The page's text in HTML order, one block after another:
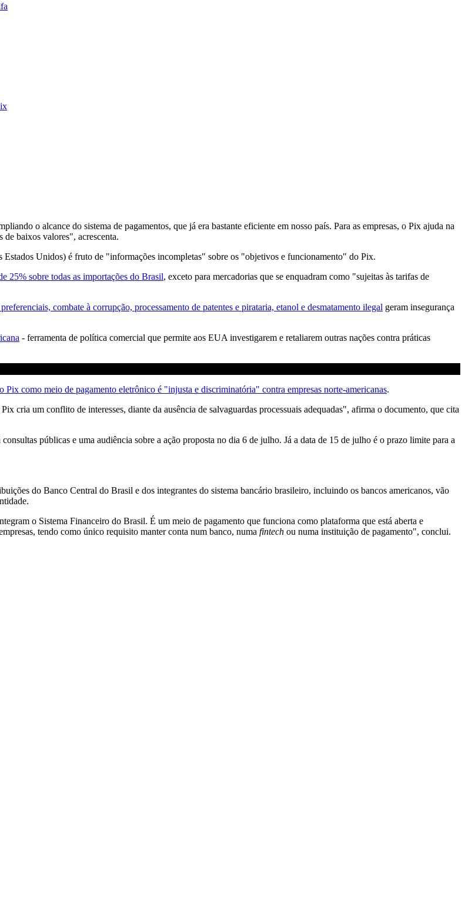
o alcance do sistema de pagamentos, que já era bastante eficiente em nosso país. Para as empresas, o Pix ajuda na
de baixos valores", acrescenta.
Unidos) é fruto de "informações incompletas" sobre os "objetivos e funcionamento" do Pix.
25% sobre todas as importações do Brasil, exceto para mercadorias que se enquadram como "sujeitas às tarifas de
combate à corrupção, processamento de patentes e pirataria, etanol e desmatamento ilegal geram insegurança
- ferramenta de política comercial que permite aos EUA investigarem e retaliarem outras nações contra práticas
Pix como meio de pagamento eletrônico é "injusta e discriminatória" contra empresas norte-americanas.
cria um conflito de interesses, diante da ausência de salvaguardas processuais adequadas", afirma o documento, que cita
públicas e uma audiência sobre a ação proposta no dia 6 de julho. Já a data de 15 de julho é o prazo limite para a
do Banco Central do Brasil e dos integrantes do sistema bancário brasileiro, incluindo os bancos americanos, vão
o Sistema Financeiro do Brasil. É um meio de pagamento que funciona como plataforma que está aberta e
tendo como único requisito manter conta num banco, numa fintech ou numa instituição de pagamento", conclui.